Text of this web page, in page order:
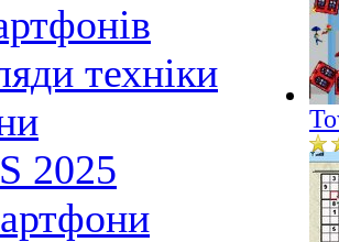
техніки
2025